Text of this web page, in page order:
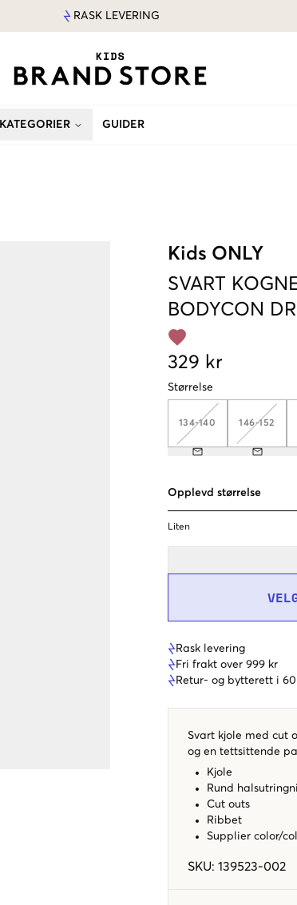
RASK LEVERING
KATEGORIER GUIDER
Kids ONLY
SVART
BODYCON
329 kr
Størrelse
134-140 146-152
Opplevd størrelse
Liten
Rask levering
Fri frakt over 999 kr
Retur- og bytterett i
Svart kjole med cut
og en tettsittende
Kjole
Rund
Cut outs
Ribbet
Supplier color/
SKU: 139523-002